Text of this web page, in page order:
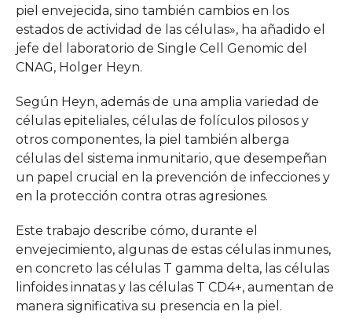
piel envejecida, sino también cambios en los
estados de actividad de las células», ha añadido el
jefe del laboratorio de Single Cell Genomic del
CNAG, Holger Heyn.
Según Heyn, además de una amplia variedad de
células epiteliales, células de folículos pilosos y
otros componentes, la piel también alberga
células del sistema inmunitario, que desempeñan
un papel crucial en la prevención de infecciones y
en la protección contra otras agresiones.
Este trabajo describe cómo, durante el
envejecimiento, algunas de estas células inmunes,
en concreto las células T gamma delta, las células
linfoides innatas y las células T CD4+, aumentan de
manera significativa su presencia en la piel.